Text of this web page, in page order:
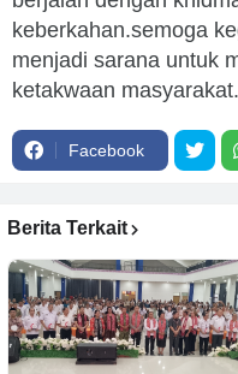
keberkahan.semoga
menjadi sarana untuk
ketakwaan
Facebook
Berita Terkait